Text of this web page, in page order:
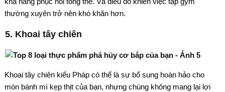
thường xuyên trở nên khó khăn hơn.
5. Khoai tây chiên
Khoai tây chiên kiểu Pháp có thể là sự bổ sung hoàn hảo cho
món bánh mì kẹp thịt của bạn, nhưng chúng không mang lại lợi